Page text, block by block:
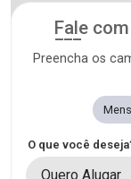
Fale
Preencha os
O que você
Quero Alugar